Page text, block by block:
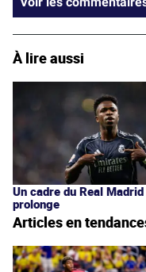
À lire aussi
Un cadre du Real Madrid
prolonge
Articles en